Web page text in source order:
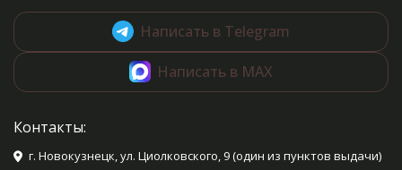
Написать в Telegram
Написать в MAX
Контакты:
г. Новокузнецк, ул. Циолковского, 9 (один из пунктов выдачи)